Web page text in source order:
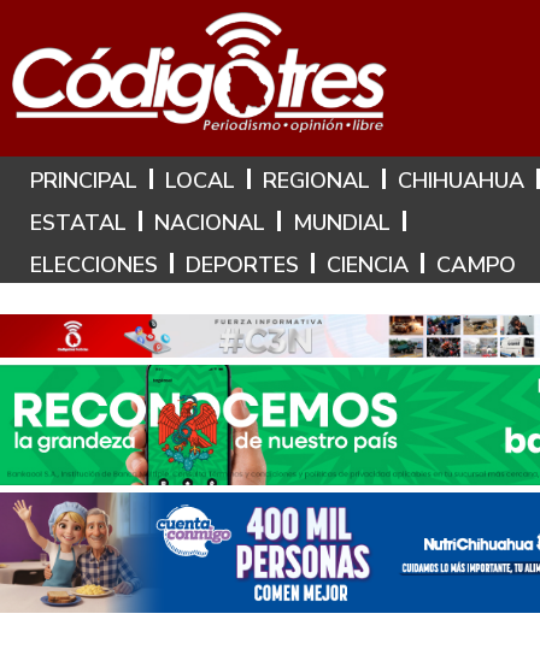
Hoy es: 9 de Agosto de 2026
PRINCIPAL LOCAL REGIONAL
CHIHUAHUA
ESTATAL
NACIONAL
MUNDIAL
ELECCIONES
DEPORTES CIENCIA CAMPO